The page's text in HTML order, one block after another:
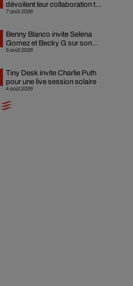
7 août 2026
dévoilent leur collaboration tant
attendue
5 août 2026
Benny Blanco invite Selena
Gomez et Becky G sur son
nouveau single
4 août 2026
Tiny Desk invite Charlie Puth
pour une live session solaire